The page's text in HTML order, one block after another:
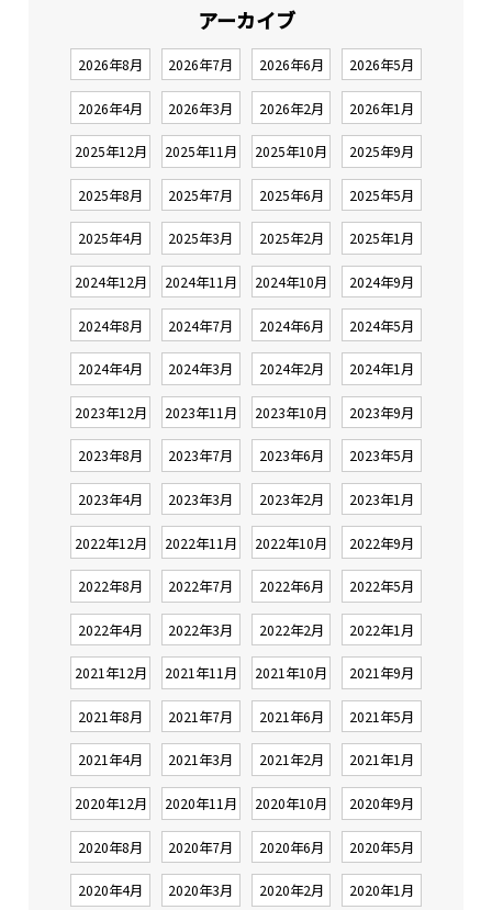
アーカイブ
2026年8月 2026年7月 2026年6月 2026年5月
2026年4月 2026年3月 2026年2月 2026年1月
2025年12月 2025年11月 2025年10月 2025年9月
2025年8月 2025年7月 2025年6月 2025年5月
2025年4月 2025年3月 2025年2月 2025年1月
2024年12月 2024年11月 2024年10月 2024年9月
2024年8月 2024年7月 2024年6月 2024年5月
2024年4月 2024年3月 2024年2月 2024年1月
2023年12月 2023年11月 2023年10月 2023年9月
2023年8月 2023年7月 2023年6月 2023年5月
2023年4月 2023年3月 2023年2月 2023年1月
2022年12月 2022年11月 2022年10月 2022年9月
2022年8月 2022年7月 2022年6月 2022年5月
2022年4月 2022年3月 2022年2月 2022年1月
2021年12月 2021年11月 2021年10月 2021年9月
2021年8月 2021年7月 2021年6月 2021年5月
2021年4月 2021年3月 2021年2月 2021年1月
2020年12月 2020年11月 2020年10月 2020年9月
2020年8月 2020年7月 2020年6月 2020年5月
2020年4月 2020年3月 2020年2月 2020年1月